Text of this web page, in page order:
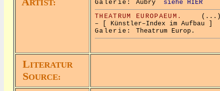
RTIST:
Galerie: Aubry siehe HIER
THEATRUM EUROPAEUM.
– [ Künstler–Index im Aufbau ]
Galerie: Theatrum Europ.
LITERATUR
SOURCE: